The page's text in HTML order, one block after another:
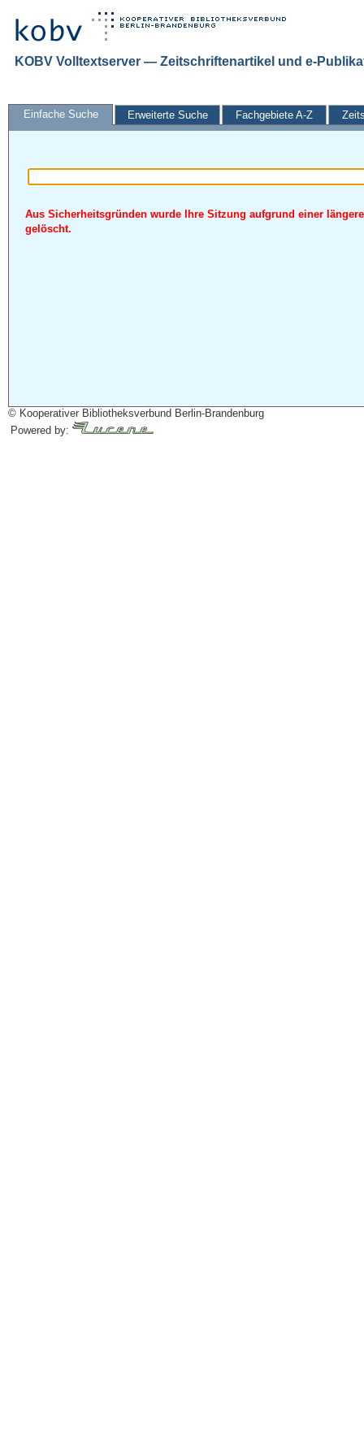
KOBV Volltextserver — Zeitschriftenartikel und e-
Einfache Suche Erweiterte Suche Fachgebiete A-Z
Aus Sicherheitsgründen wurde Ihre Sitzung aufgrund einer
gelöscht.
© Kooperativer Bibliotheksverbund Berlin-Brandenburg
Powered by: